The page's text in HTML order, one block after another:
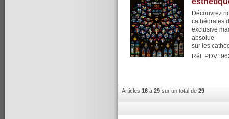
Découvrez
cathédrales
exclusive
absolue
sur les
Réf.
Articles 16 à 29 sur un total de 29